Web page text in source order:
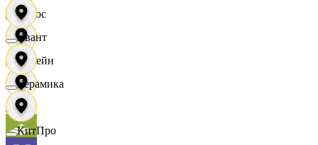
Логос
Лорейн
Луч
Квант
Керамика
КитПро